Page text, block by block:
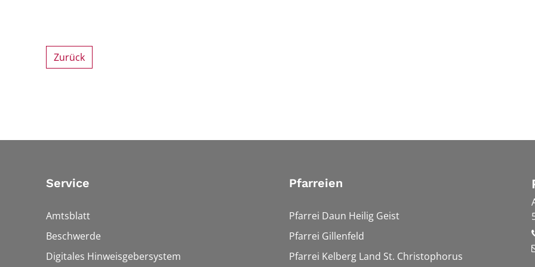
Zurück
Service
Amtsblatt
Beschwerde
Digitales Hinweisgebersystem
Pfarreien
Pfarrei Daun Heilig Geist
Pfarrei Gillenfeld
Pfarrei Kelberg Land St. Christophorus